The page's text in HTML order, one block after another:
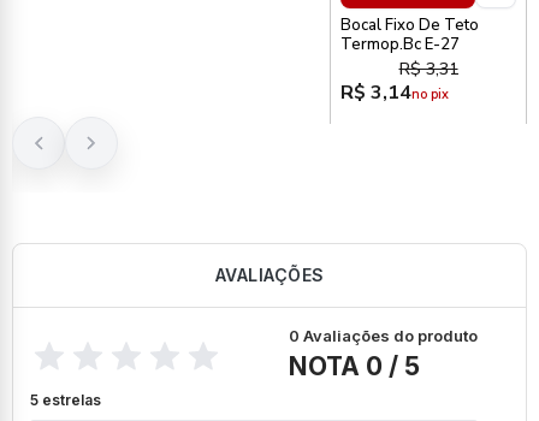
Bocal Fixo De Teto
Termop.Bc E-27
R$ 3,31
R$ 3,14no pix
AVALIAÇÕES
0 Avaliações do produto
NOTA 0 / 5
5 estrelas